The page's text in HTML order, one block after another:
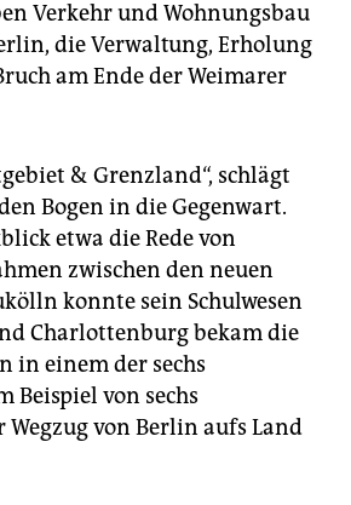
Verkehr und Wohnungsbau
die Verwaltung, Erholung
am Ende der Weimarer
& Grenzland“, schlägt
Bogen in die Gegenwart.
etwa die Rede von
zwischen den neuen
konnte sein Schulwesen
Charlottenburg bekam die
in einem der sechs
Beispiel von sechs
von Berlin aufs Land